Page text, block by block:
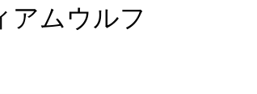
アムウルフ